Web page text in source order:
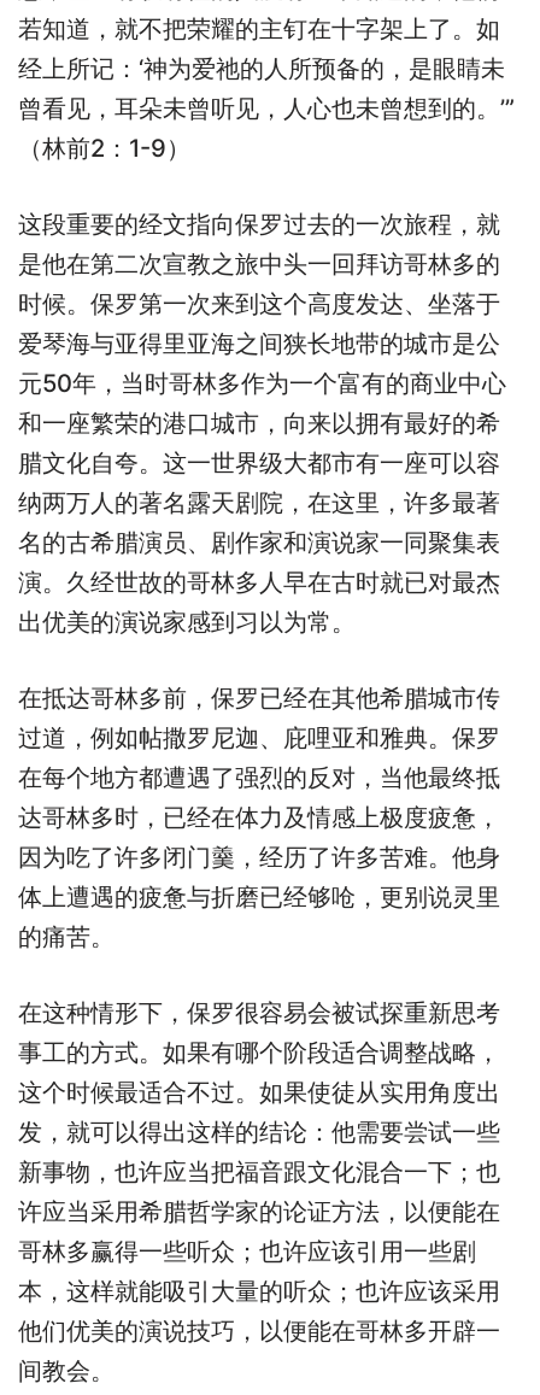
若知道，就不把荣耀的主钉在十字架上了。如
经上所记：‘神为爱祂的人所预备的，是眼睛未
曾看见，耳朵未曾听见，人心也未曾想到的。’”
（林前2：1-9）
这段重要的经文指向保罗过去的一次旅程，就
是他在第二次宣教之旅中头一回拜访哥林多的
时候。保罗第一次来到这个高度发达、坐落于
爱琴海与亚得里亚海之间狭长地带的城市是公
元50年，当时哥林多作为一个富有的商业中心
和一座繁荣的港口城市，向来以拥有最好的希
腊文化自夸。这一世界级大都市有一座可以容
纳两万人的著名露天剧院，在这里，许多最著
名的古希腊演员、剧作家和演说家一同聚集表
演。久经世故的哥林多人早在古时就已对最杰
出优美的演说家感到习以为常。
在抵达哥林多前，保罗已经在其他希腊城市传
过道，例如帖撒罗尼迦、庇哩亚和雅典。保罗
在每个地方都遭遇了强烈的反对，当他最终抵
达哥林多时，已经在体力及情感上极度疲惫，
因为吃了许多闭门羹，经历了许多苦难。他身
体上遭遇的疲惫与折磨已经够呛，更别说灵里
的痛苦。
在这种情形下，保罗很容易会被试探重新思考
事工的方式。如果有哪个阶段适合调整战略，
这个时候最适合不过。如果使徒从实用角度出
发，就可以得出这样的结论：他需要尝试一些
新事物，也许应当把福音跟文化混合一下；也
许应当采用希腊哲学家的论证方法，以便能在
哥林多赢得一些听众；也许应该引用一些剧
本，这样就能吸引大量的听众；也许应该采用
他们优美的演说技巧，以便能在哥林多开辟一
间教会。